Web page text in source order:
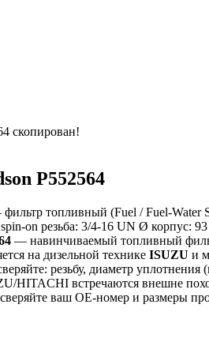
скопирован!
P552564
топливный (Fuel / Fuel-Water
on резьба: 3/4-16 UN Ø корпус:
— навинчиваемый топливный
на дизельной технике ISUZU и
резьбу, диаметр
HITACHI встречаются внешне
ваш OE-номер и размеры